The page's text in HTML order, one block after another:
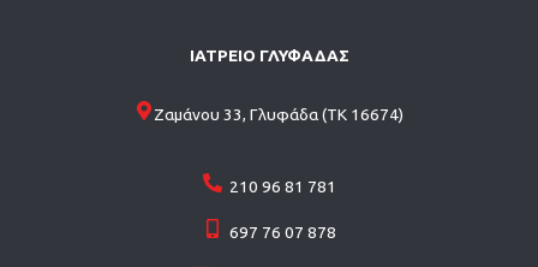
ΙΑΤΡΕΙΟ ΓΛΥΦΑΔΑΣ
Ζαμάνου 33, Γλυφάδα (ΤΚ 16674)
210 96 81 781
697 76 07 878